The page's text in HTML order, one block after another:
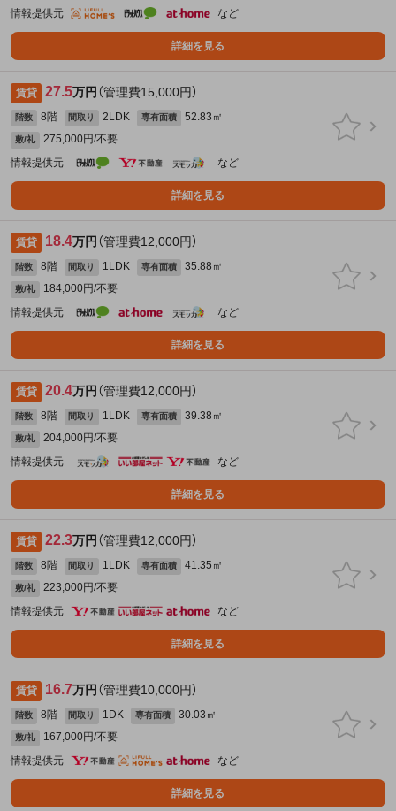
情報提供元
など
詳細を見る
賃貸 27.5万円 （管理費15,000円）
階数 8階 間取り 2LDK 専有面積 52.83㎡
敷/礼
275,000円/不要
情報提供元
など
詳細を見る
賃貸 18.4万円 （管理費12,000円）
階数 8階 間取り 1LDK 専有面積 35.88㎡
敷/礼
184,000円/不要
情報提供元
など
詳細を見る
賃貸 20.4万円 （管理費12,000円）
階数 8階 間取り 1LDK 専有面積 39.38㎡
敷/礼
204,000円/不要
情報提供元
など
詳細を見る
賃貸 22.3万円 （管理費12,000円）
階数 8階 間取り 1LDK 専有面積 41.35㎡
敷/礼
223,000円/不要
情報提供元
など
詳細を見る
賃貸 16.7万円 （管理費10,000円）
階数 8階 間取り 1DK 専有面積 30.03㎡
敷/礼
167,000円/不要
情報提供元
など
詳細を見る